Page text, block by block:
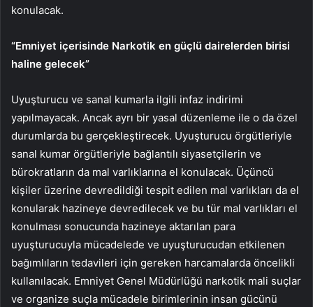
konulacak.
“Emniyet içerisinde Narkotik en güçlü dairelerden birisi
haline gelecek”
Uyuşturucu ve sanal kumarla ilgili infaz indirimi
yapılmayacak. Ancak ayrı bir yasal düzenleme ile o da özel
durumlarda bu gerçekleştirecek. Uyuşturucu örgütleriyle
sanal kumar örgütleriyle bağlantılı siyasetçilerin ve
bürokratların da mal varlıklarına el konulacak. Üçüncü
kişiler üzerine devredildiği tespit edilen mal varlıkları da el
konularak hazineye devredilecek ve bu tür mal varlıkları el
konulması sonucunda hazineye aktarılan para
uyuşturucuyla mücadelede ve uyuşturucudan etkilenen
bağımlıların tedavileri için gereken harcamalarda öncelikli
kullanılacak. Emniyet Genel Müdürlüğü narkotik mali suçlar
ve organize suçla mücadele birimlerinin insan gücünü